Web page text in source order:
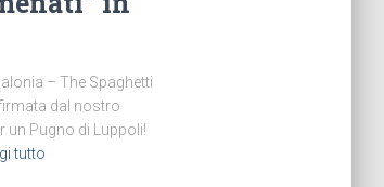
– The Spaghetti
dal nostro
un Pugno di Luppoli!
tutto